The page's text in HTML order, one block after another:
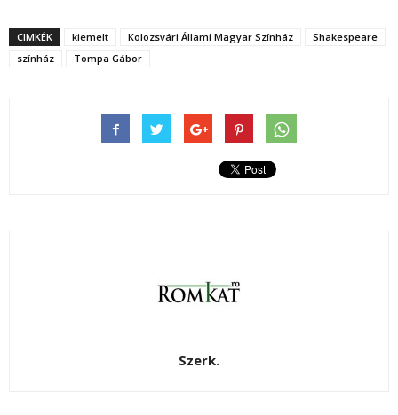
CIMKÉK kiemelt Kolozsvári Állami Magyar Színház
Shakespeare
színház
Tompa Gábor
Szerk.